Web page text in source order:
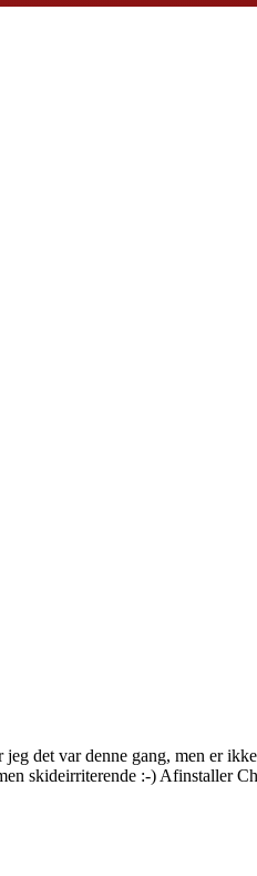
det var denne gang, men er
skideirriterende :-) Afinstaller